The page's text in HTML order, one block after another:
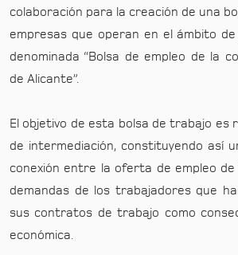
colaboración para la creación de una
empresas que operan en el ámbito
denominada “Bolsa de empleo de la
de Alicante”.
El objetivo de esta bolsa de trabajo es
de intermediación, constituyendo así
conexión entre la oferta de empleo de
demandas de los trabajadores que
sus contratos de trabajo como
económica.